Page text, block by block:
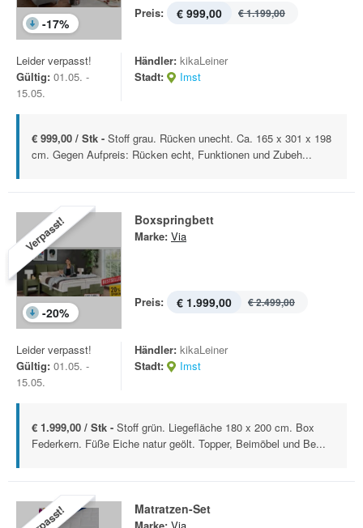
-17%
Preis: € 999,00 € 1.199,00
Leider verpasst!
Gültig: 01.05. -
15.05.
Händler: kikaLeiner
Stadt:
Imst
€ 999,00 / Stk - Stoff grau. Rücken unecht. Ca. 165 x 301 x 198
cm. Gegen Aufpreis: Rücken echt, Funktionen und Zubeh...
Verpasst!
-20%
Boxspringbett
Marke: Via
Preis: € 1.999,00 € 2.499,00
Leider verpasst!
Gültig: 01.05. -
15.05.
Händler: kikaLeiner
Stadt:
Imst
€ 1.999,00 / Stk - Stoff grün. Liegefläche 180 x 200 cm. Box
Federkern. Füße Eiche natur geölt. Topper, Beimöbel und Be...
Matratzen-Set